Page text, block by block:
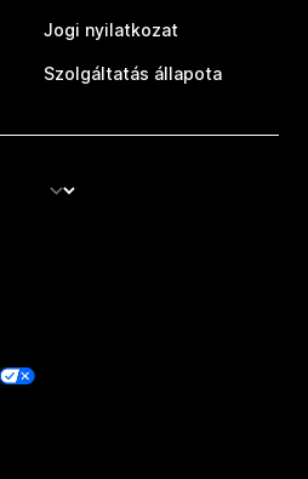
Jogi nyilatkozat
Szolgáltatás állapota